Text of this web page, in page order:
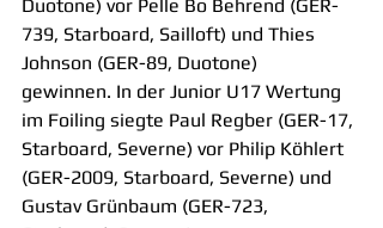
Duotone) vor Pelle Bo Behrend (GER-
739, Starboard, Sailloft) und Thies
Johnson (GER-89, Duotone)
gewinnen. In der Junior U17 Wertung
im Foiling siegte Paul Regber (GER-17,
Starboard, Severne) vor Philip Köhlert
(GER-2009, Starboard, Severne) und
Gustav Grünbaum (GER-723,